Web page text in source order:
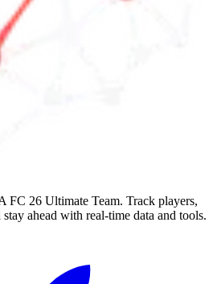
FC 26 Ultimate Team. Track players,
ahead with real-time data and tools.